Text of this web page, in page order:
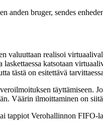
anden bruger, sendes
valuuttaan realisoi
katsotaan
tästä on esitettävä
täyttämiseen.
Väärin ilmoittaminen on
tappiot Verohallinnon